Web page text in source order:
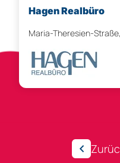
Hagen Realbüro
Maria-Theresien-